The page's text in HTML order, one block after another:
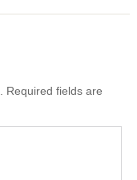
Required fields are